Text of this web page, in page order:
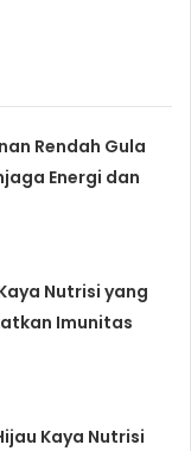
Rendah Gula
Energi dan
Nutrisi yang
Imunitas
Kaya Nutrisi